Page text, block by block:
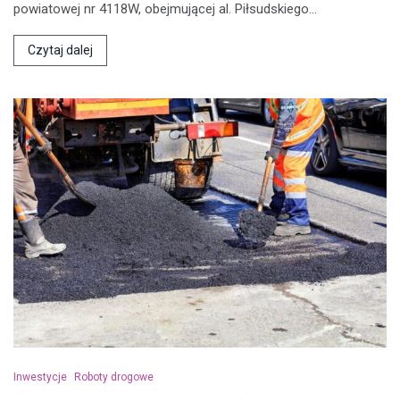
powiatowej nr 4118W, obejmującej al. Piłsudskiego…
Czytaj dalej
Inwestycje Roboty drogowe